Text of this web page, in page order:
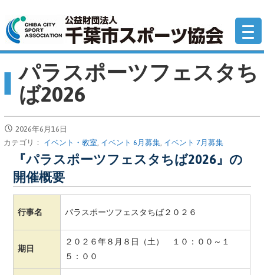
テ
ン
移
公
パラスポーツフェスタち
ば2026
2026年6月16日
カテゴリ： イベント・教室, イベント 6月募集, イベント 7月募集
『パラスポーツフェスタちば2026』の
開催概要
行事名 パラスポーツフェスタちば２０２６
期日
２０２６年８月８日（土） １０：００～１
５：００